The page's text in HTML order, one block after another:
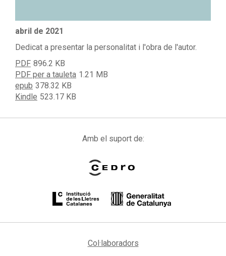
abril de 2021
Dedicat a presentar la personalitat i l'obra de l'autor.
PDF 896.2 KB
PDF per a tauleta 1.21 MB
epub 378.32 KB
Kindle 523.17 KB
Amb el suport de:
Col·laboradors